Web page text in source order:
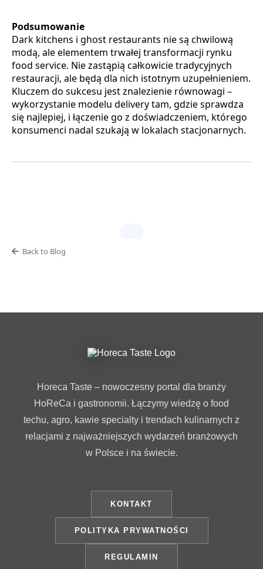
Podsumowanie
Dark kitchens i ghost restaurants nie są chwilową
modą, ale elementem trwałej transformacji rynku
food service. Nie zastąpią całkowicie tradycyjnych
restauracji, ale będą dla nich istotnym uzupełnieniem.
Kluczem do sukcesu jest znalezienie równowagi –
wykorzystanie modelu delivery tam, gdzie sprawdza
się najlepiej, i łączenie go z doświadczeniem, którego
konsumenci nadal szukają w lokalach stacjonarnych.
Back to Blog
Horeca Taste – nowoczesny portal dla branży
HoReCa i gastronomii. Łączymy wiedzę o food
techu, agro, kawie specialty i trendach kulinarnych z
relacjami z najważniejszych wydarzeń branżowych
w Polsce i na świecie.
KONTAKT
POLITYKA PRYWATNOŚCI
REGULAMIN